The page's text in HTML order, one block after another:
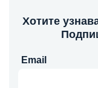
Хотите
Email